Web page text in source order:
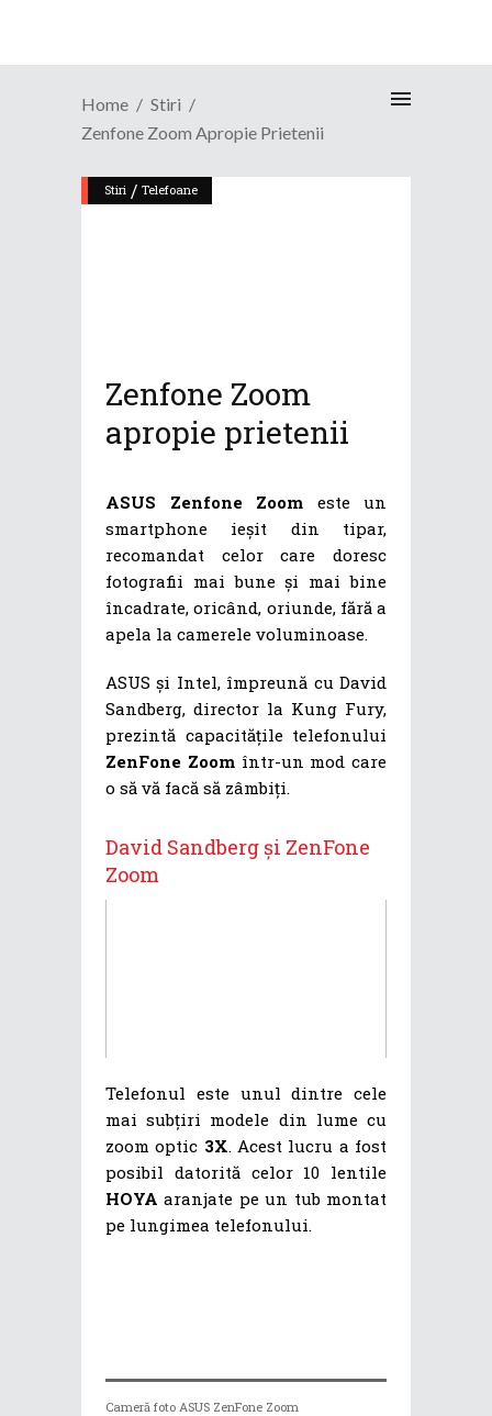
Home
Stiri
Zenfone Zoom Apropie Prietenii
Stiri / Telefoane
Zenfone Zoom
apropie prietenii
ASUS Zenfone Zoom este un
smartphone ieșit din tipar,
recomandat celor care doresc
fotografii mai bune și mai bine
încadrate, oricând, oriunde, fără a
apela la camerele voluminoase.
ASUS și Intel, împreună cu David
Sandberg, director la Kung Fury,
prezintă capacitățile telefonului
ZenFone Zoomîntr-un mod care
o să vă facă să zâmbiți.
David Sandberg și ZenFone
Zoom
Telefonul este unul dintre cele
mai subțiri modele din lume cu
zoom optic 3X. Acest lucru a fost
posibil datorită celor 10 lentile
HOYA aranjate pe un tub montat
pe lungimea telefonului.
Cameră foto ASUS ZenFone Zoom